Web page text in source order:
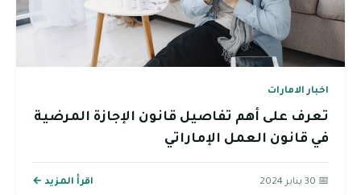
اخبار الامارات
تعرف على أهم تفاصيل قانون الإجازة المرضية
في قانون العمل الإماراتي
📅 30 يناير 2024 اقرأ المزيد ←